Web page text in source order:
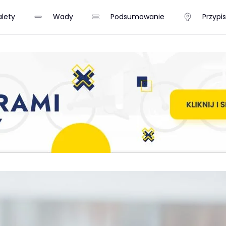
Wady Podsumowanie